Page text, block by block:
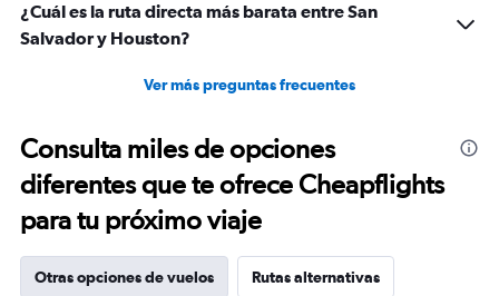
¿Cuál es la ruta directa más barata entre San
Salvador y Houston?
Ver más preguntas frecuentes
Consulta miles de opciones
diferentes que te ofrece Cheapflights
para tu próximo viaje
Otras opciones de vuelos Rutas alternativas